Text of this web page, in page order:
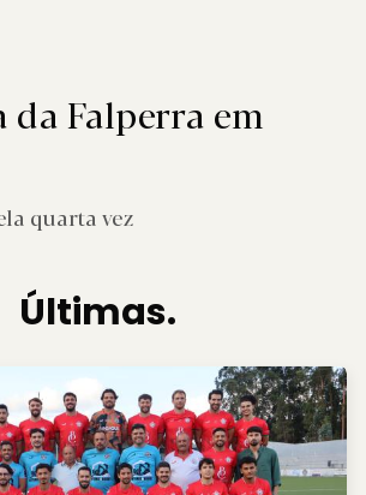
da Falperra em
quarta vez
Últimas.